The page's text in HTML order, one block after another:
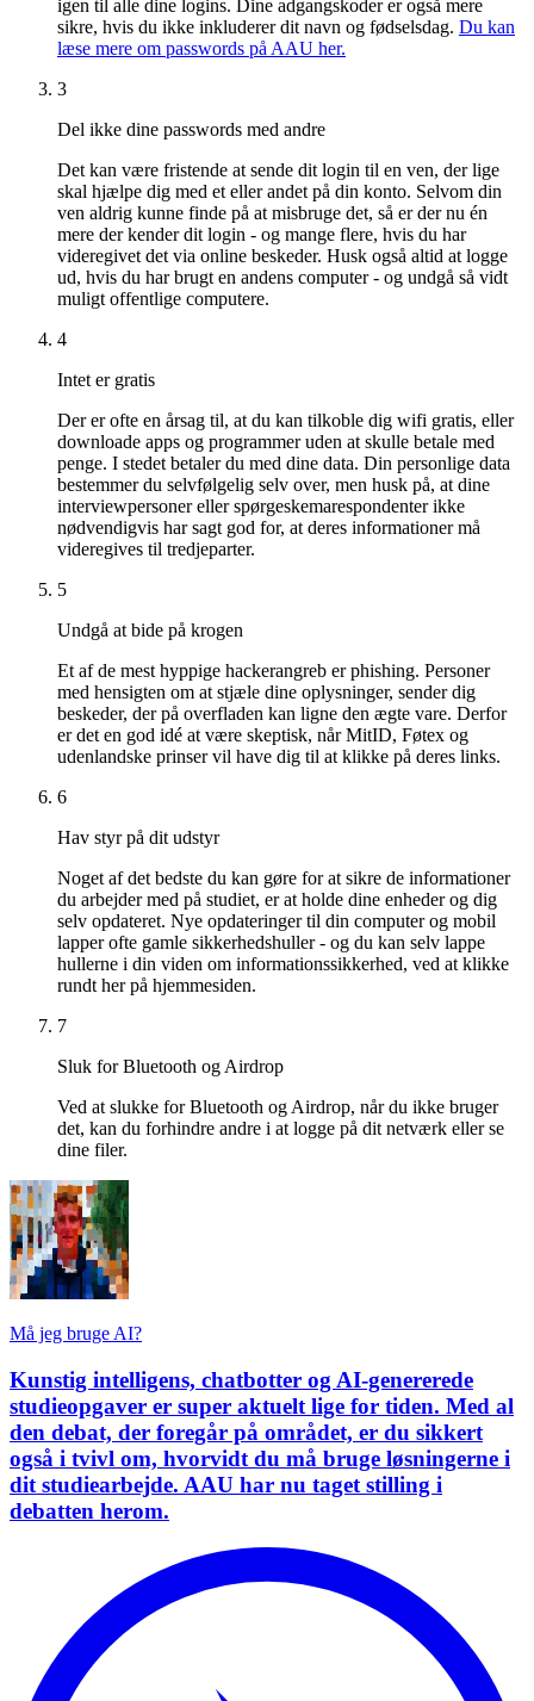
igen til alle dine logins. Dine adgangskoder er også mere
sikre, hvis du ikke inkluderer dit navn og fødselsdag. Du kan
læse mere om passwords på AAU her.
3
Del ikke dine passwords med andre
Det kan være fristende at sende dit login til en ven, der lige
skal hjælpe dig med et eller andet på din konto. Selvom din
ven aldrig kunne finde på at misbruge det, så er der nu én
mere der kender dit login - og mange flere, hvis du har
videregivet det via online beskeder. Husk også altid at logge
ud, hvis du har brugt en andens computer - og undgå så vidt
muligt offentlige computere.
4
Intet er gratis
Der er ofte en årsag til, at du kan tilkoble dig wifi gratis, eller
downloade apps og programmer uden at skulle betale med
penge. I stedet betaler du med dine data. Din personlige data
bestemmer du selvfølgelig selv over, men husk på, at dine
interviewpersoner eller spørgeskemarespondenter ikke
nødvendigvis har sagt god for, at deres informationer må
videregives til tredjeparter.
5
Undgå at bide på krogen
Et af de mest hyppige hackerangreb er phishing. Personer
med hensigten om at stjæle dine oplysninger, sender dig
beskeder, der på overfladen kan ligne den ægte vare. Derfor
er det en god idé at være skeptisk, når MitID, Føtex og
udenlandske prinser vil have dig til at klikke på deres links.
6
Hav styr på dit udstyr
Noget af det bedste du kan gøre for at sikre de informationer
du arbejder med på studiet, er at holde dine enheder og dig
selv opdateret. Nye opdateringer til din computer og mobil
lapper ofte gamle sikkerhedshuller - og du kan selv lappe
hullerne i din viden om informationssikkerhed, ved at klikke
rundt her på hjemmesiden.
7
Sluk for Bluetooth og Airdrop
Ved at slukke for Bluetooth og Airdrop, når du ikke bruger
det, kan du forhindre andre i at logge på dit netværk eller se
dine filer.
Må jeg bruge AI?
Kunstig intelligens, chatbotter og AI-genererede
studieopgaver er super aktuelt lige for tiden. Med al
den debat, der foregår på området, er du sikkert
også i tvivl om, hvorvidt du må bruge løsningerne i
dit studiearbejde. AAU har nu taget stilling i
debatten herom.